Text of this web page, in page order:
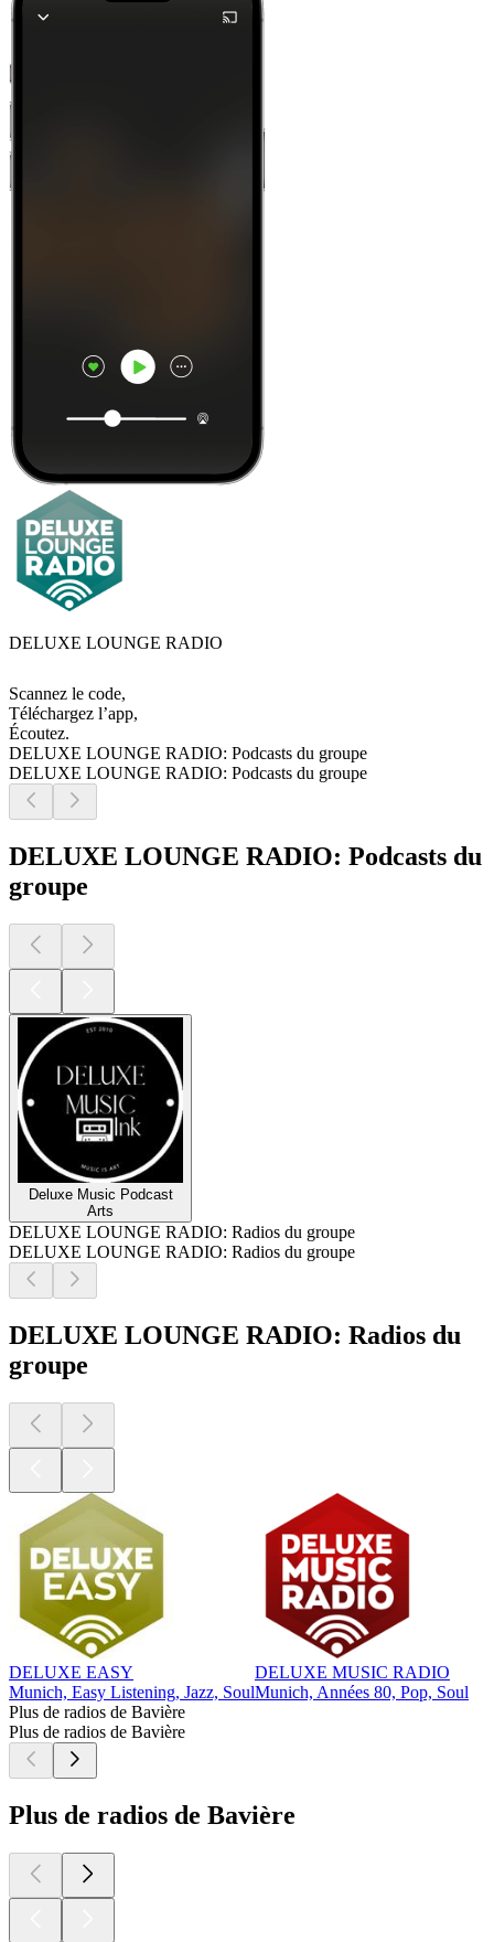
DELUXE LOUNGE RADIO
Scannez le code,
Téléchargez l’app,
Écoutez.
DELUXE LOUNGE RADIO: Podcasts du groupe
DELUXE LOUNGE RADIO: Podcasts du groupe
DELUXE LOUNGE RADIO: Podcasts du
groupe
Deluxe Music Podcast
Arts
DELUXE LOUNGE RADIO: Radios du groupe
DELUXE LOUNGE RADIO: Radios du groupe
DELUXE LOUNGE RADIO: Radios du
groupe
DELUXE EASY
Munich, Easy Listening, Jazz, Soul
DELUXE MUSIC RADIO
Munich, Années 80, Pop, Soul
Plus de radios de Bavière
Plus de radios de Bavière
Plus de radios de Bavière